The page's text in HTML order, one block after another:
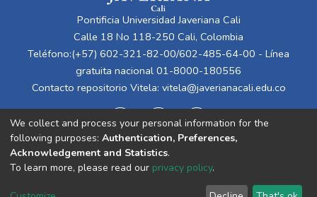
Pontificia Universidad Javeriana Cali
Calle 18 No 118-250 Cali, Colombia
Teléfono:(+57) 602-321-82-00/602-485-64-00 - Línea
gratuita nacional 01-8000-180556
Contacto repositorio Vitela: vitela@javerianacali.edu.co
Cookie End User Send
We collect and process your personal information for the
following purposes: Authentication, Preferences,
Acknowledgement and Statistics.
To learn more, please read our privacy policy.